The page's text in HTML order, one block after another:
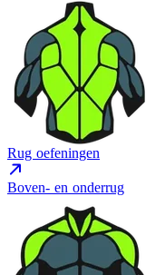
Rug oefeningen
Boven- en onderrug